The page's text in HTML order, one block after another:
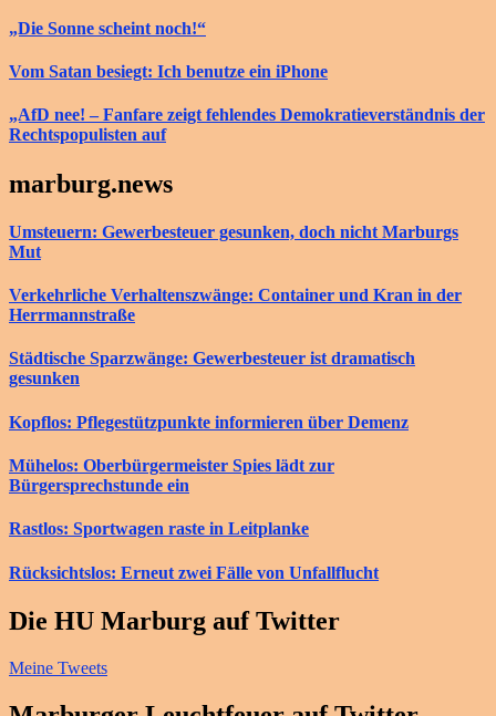
„Die Sonne scheint noch!“
Vom Satan besiegt: Ich benutze ein iPhone
„AfD nee! – Fanfare zeigt fehlendes Demokratieverständnis der
Rechtspopulisten auf
marburg.news
Umsteuern: Gewerbesteuer gesunken, doch nicht Marburgs
Mut
Verkehrliche Verhaltenszwänge: Container und Kran in der
Herrmannstraße
Städtische Sparzwänge: Gewerbesteuer ist dramatisch
gesunken
Kopflos: Pflegestützpunkte informieren über Demenz
Mühelos: Oberbürgermeister Spies lädt zur
Bürgersprechstunde ein
Rastlos: Sportwagen raste in Leitplanke
Rücksichtslos: Erneut zwei Fälle von Unfallflucht
Die HU Marburg auf Twitter
Meine Tweets